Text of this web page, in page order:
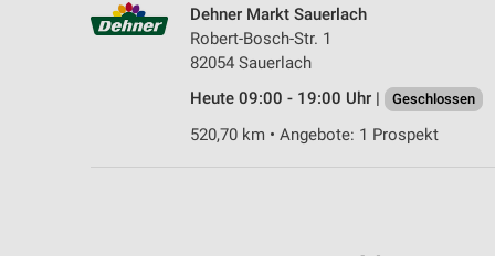
Dehner Markt Sauerlach
Robert-Bosch-Str. 1
82054 Sauerlach
Heute 09:00 - 19:00 Uhr |
Geschlossen
520,70 km • Angebote: 1 Prospekt